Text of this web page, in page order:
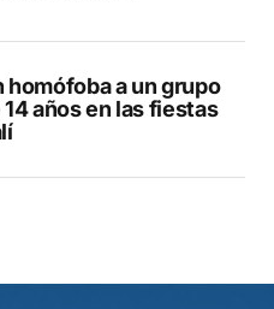
a un grupo
años en las fiestas